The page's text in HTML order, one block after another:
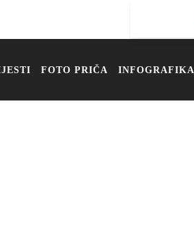
FOTO PRIČA INFOGRAFIKA